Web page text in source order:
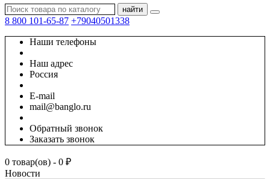
найти
8 800 101-65-87 +79040501338
Наши телефоны
Наш адрес
Россия
E-mail
mail@banglo.ru
Обратный звонок
Заказать звонок
0 товар(ов) - 0 ₽
Новости